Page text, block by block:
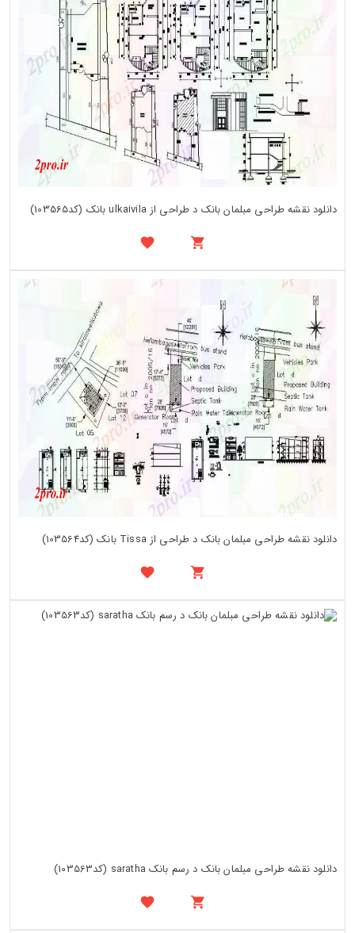
دانلود نقشه طراحی مبلمان بانک د طراحی از ulkaivila بانک (کد103565)
دانلود نقشه طراحی مبلمان بانک د طراحی از Tissa بانک (کد103564)
دانلود نقشه طراحی مبلمان بانک د رسم بانک saratha (کد103563)